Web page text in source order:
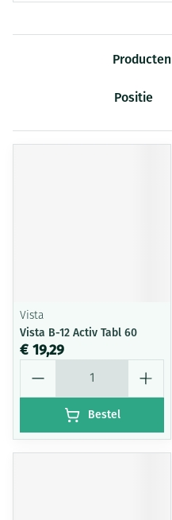
Producten
Sorteer op:
Vista
Vista B-12 Activ Tabl 60
€ 19,29
Bestel